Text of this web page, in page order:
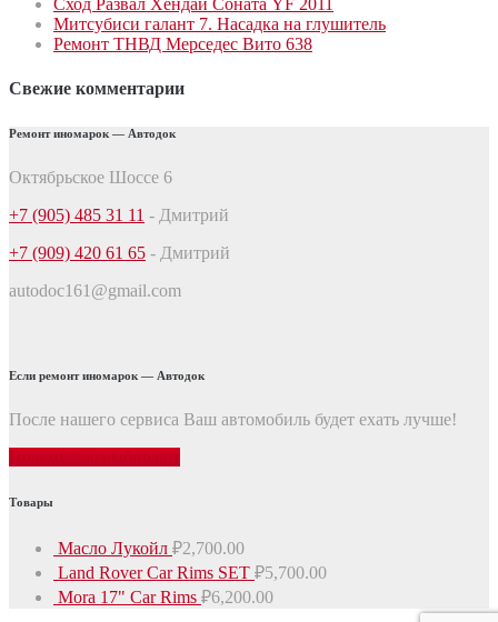
Сход Развал Хендай Соната YF 2011
Митсубиси галант 7. Насадка на глушитель
Ремонт ТНВД Мерседес Вито 638
Свежие комментарии
Ремонт иномарок — Автодок
Октябрьское Шоссе 6
+7 (905) 485 31 11 - Дмитрий
+7 (909) 420 61 65 - Дмитрий
autodoc161@gmail.com
Если ремонт иномарок — Автодок
После нашего сервиса Ваш автомобиль будет ехать лучше!
Товары
Масло Лукойл ₽2,700.00
Land Rover Car Rims SET ₽5,700.00
Mora 17" Car Rims ₽6,200.00